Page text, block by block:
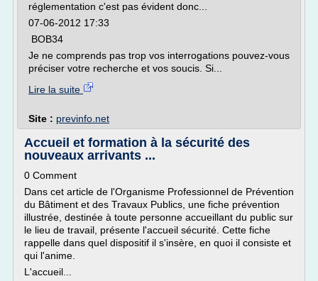
réglementation c'est pas évident donc...
07-06-2012 17:33
BOB34
Je ne comprends pas trop vos interrogations pouvez-vous
préciser votre recherche et vos soucis. Si...
Lire la suite
Site : previnfo.net
Accueil et formation à la sécurité des
nouveaux arrivants ...
0 Comment
Dans cet article de l'Organisme Professionnel de Prévention
du Bâtiment et des Travaux Publics, une fiche prévention
illustrée, destinée à toute personne accueillant du public sur
le lieu de travail, présente l'accueil sécurité. Cette fiche
rappelle dans quel dispositif il s'insère, en quoi il consiste et
qui l'anime.
L'accueil...